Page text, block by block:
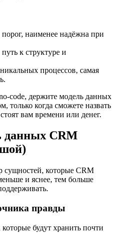
наименее надёжна при
к структуре и
процессов, самая
code, держите модель данных
только когда сможете назвать
вам времени или денег.
данных CRM
которые CRM
и яснее, тем больше
правды
будут хранить почти